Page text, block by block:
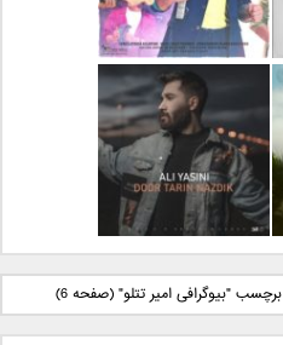
دانلود آهنگ جدید فرزاد
فرزین بنام آتیش
دانلود آهنگ جدید علی
یاسینی بنام دورترین نزدیک
برچسب "بیوگرافی امیر تتلو"(صفحه 6)